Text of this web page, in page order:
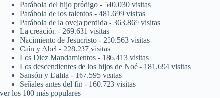
Parábola del hijo pródigo - 540.030 visitas
Parábola de los talentos - 481.699 visitas
Parábola de la oveja perdida - 363.869 visitas
La creación - 269.631 visitas
Nacimiento de Jesucristo - 230.563 visitas
Caín y Abel - 228.237 visitas
Los Diez Mandamientos - 186.413 visitas
Los descendientes de los hijos de Noé - 181.694 visitas
Sansón y Dalila - 167.595 visitas
Señales antes del fin - 160.723 visitas
ver los 100 más populares